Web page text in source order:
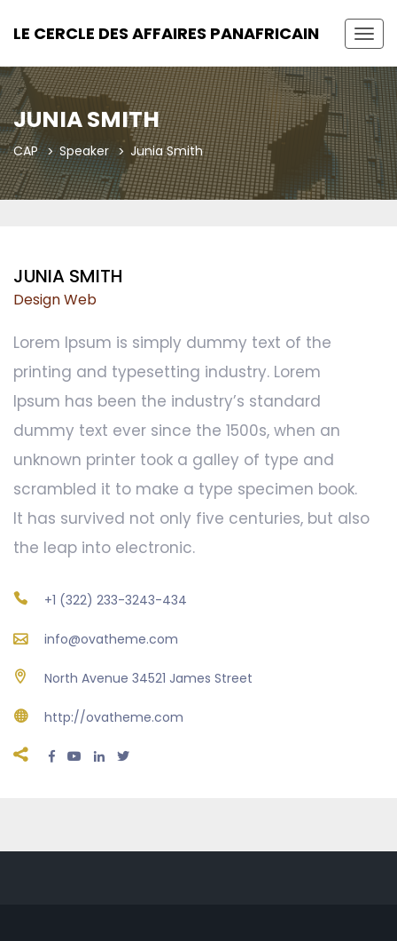
LE CERCLE DES AFFAIRES PANAFRICAIN
JUNIA SMITH
CAP Speaker Junia Smith
JUNIA SMITH
Design Web
Lorem Ipsum is simply dummy text of the
printing and typesetting industry. Lorem
Ipsum has been the industry’s standard
dummy text ever since the 1500s, when an
unknown printer took a galley of type and
scrambled it to make a type specimen book.
It has survived not only five centuries, but also
the leap into electronic.
+1 (322) 233-3243-434
info@ovatheme.com
North Avenue 34521 James Street
http://ovatheme.com